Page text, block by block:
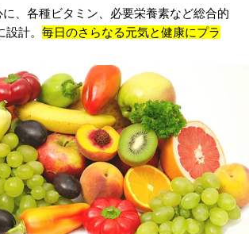
、各種ビタミン、必要栄養素など総合的
設計。毎日のさらなる元気と健康にプラ